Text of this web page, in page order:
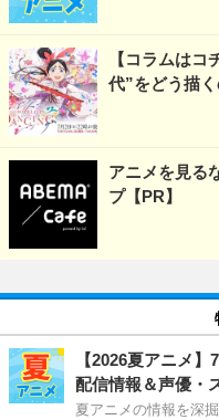
【コラムは
代”をどう描
アニメを見る
プ【PR】
【2026夏アニメ
配信情報＆声優・
夏アニメの情報を深